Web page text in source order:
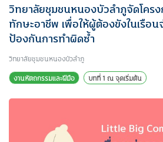
วิทยาลัยชุมชนหนองบัวลำภูจัดโครง
ทักษะอาชีพ เพื่อให้ผู้ต้องขังในเรือ
ป้องกันการทำผิดซ้ำ
วิทยาลัยชุมชนหนองบัวลำภู
งานหัตถกรรมและฝีมือ
บทที่ 1 ณ จุดเริ่มต้น